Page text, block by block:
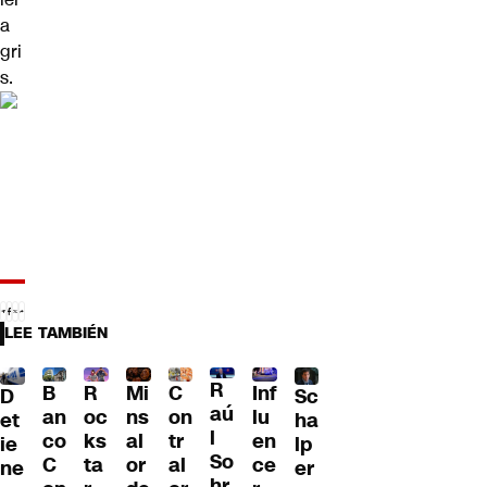
a
gri
s.
LEE TAMBIÉN
D
et
ie
ne
B
an
co
C
R
oc
ks
ta
Mi
ns
al
or
C
on
tr
al
R
aú
l
So
Inf
lu
en
ce
Sc
ha
lp
er